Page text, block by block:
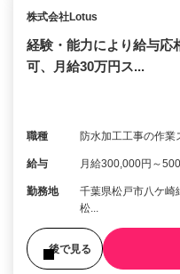
株式会社Lotus
経験・能力により給与応
可、月給30万円ス...
職種 防水加工工事の作業
給与 月給300,000円～
勤務地
千葉県松戸市八ケ
松...
後で見る